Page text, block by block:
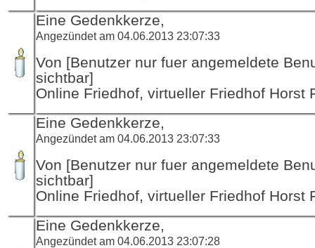
Eine Gedenkkerze,
Angezündet am 04.06.2013 23:07:33
Von [Benutzer nur fuer angemeldete
sichtbar]
Online Friedhof, virtueller Friedhof Horst
Eine Gedenkkerze,
Angezündet am 04.06.2013 23:07:33
Von [Benutzer nur fuer angemeldete
sichtbar]
Online Friedhof, virtueller Friedhof Horst
Eine Gedenkkerze,
Angezündet am 04.06.2013 23:07:28